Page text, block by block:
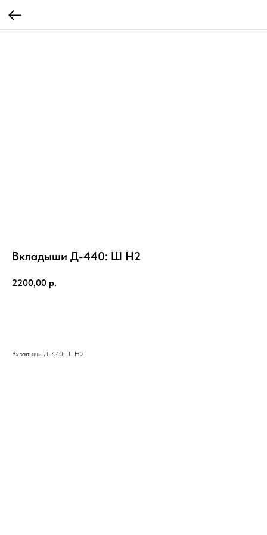
Вкладыши Д-440: Ш Н2
2200,00 р.
Вкладыши Д-440: Ш Н2